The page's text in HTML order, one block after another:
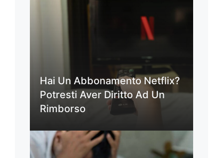
Hai Un Abbonamento Netflix?
Potresti Aver Diritto Ad Un
Rimborso